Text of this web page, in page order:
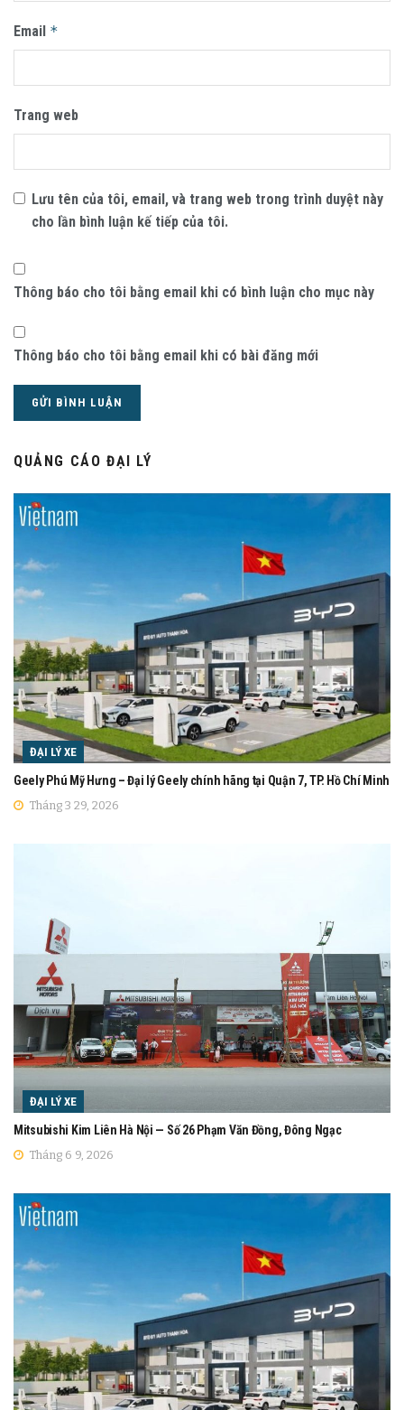
Email *
Trang web
Lưu tên của tôi, email, và trang web trong trình duyệt này
cho lần bình luận kế tiếp của tôi.
Thông báo cho tôi bằng email khi có bình luận cho mục này
Thông báo cho tôi bằng email khi có bài đăng mới
QUẢNG CÁO ĐẠI LÝ
ĐẠI LÝ XE
Geely Phú Mỹ Hưng – Đại lý Geely chính hãng tại Quận 7, TP. Hồ Chí Minh
Tháng 3 29, 2026
ĐẠI LÝ XE
Mitsubishi Kim Liên Hà Nội — Số 26 Phạm Văn Đồng, Đông Ngạc
Tháng 6 9, 2026